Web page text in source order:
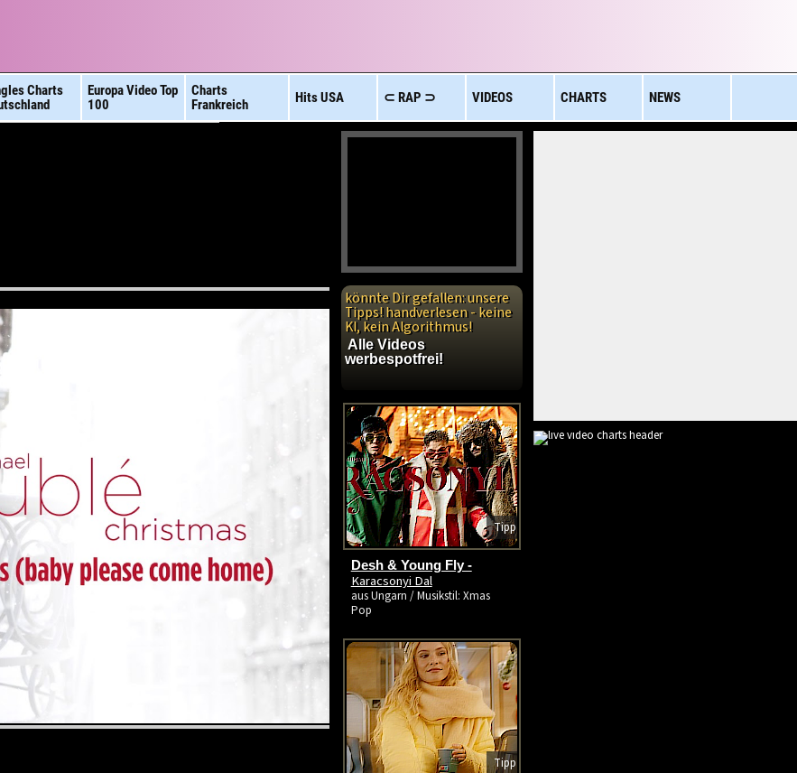
Charts
Europa VideoTop
100
Charts
Frankreich
HitsUSA ⊂ RAP ⊃ VIDEOS CHARTS NEWS
könnte Dir gefallen: unsere
Tipps! handverlesen - keine
KI, kein Algorithmus!
Alle Videos
werbespotfrei!
Tipp
Desh & Young Fly -
Karacsonyi Dal
aus Ungarn / Musikstil: Xmas
Pop
Tipp